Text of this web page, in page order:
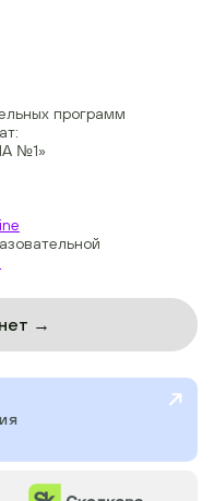
программ
№1»
→